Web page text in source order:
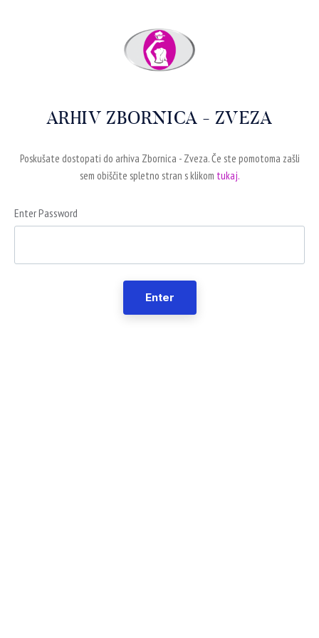
ARHIV ZBORNICA - ZVEZA
Poskušate dostopati do arhiva Zbornica - Zveza. Če ste pomotoma zašli
sem obiščite spletno stran s klikom tukaj.
Enter Password
Enter